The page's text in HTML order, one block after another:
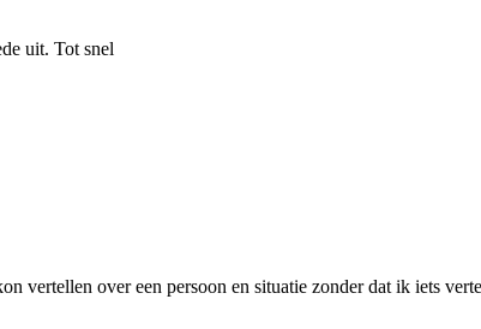
uit. Tot snel
vertellen over een persoon en situatie zonder dat ik iets